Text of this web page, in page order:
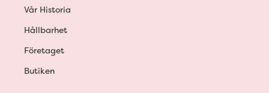
Vår Historia
Hållbarhet
Företaget
Butiken